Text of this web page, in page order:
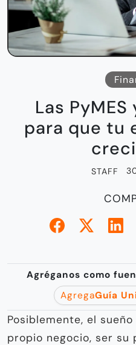
Las
para que tu
STAFF
Agréganos como
AgregaGuía
Posiblemente, el
propio negocio, ser su